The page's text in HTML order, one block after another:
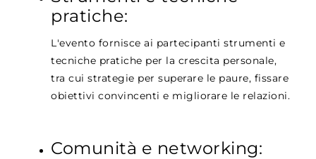
pratiche:
L'evento fornisce ai partecipanti strumenti e
tecniche pratiche per la crescita personale,
tra cui strategie per superare le paure, fissare
obiettivi convincenti e migliorare le relazioni.
Comunità e networking: